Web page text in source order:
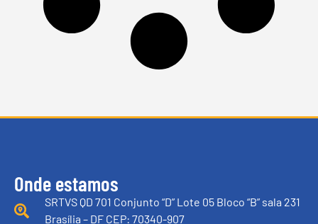
Onde estamos
SRTVS QD 701 Conjunto “D” Lote 05 Bloco “B” sala 231
Brasília – DF CEP: 70340-907